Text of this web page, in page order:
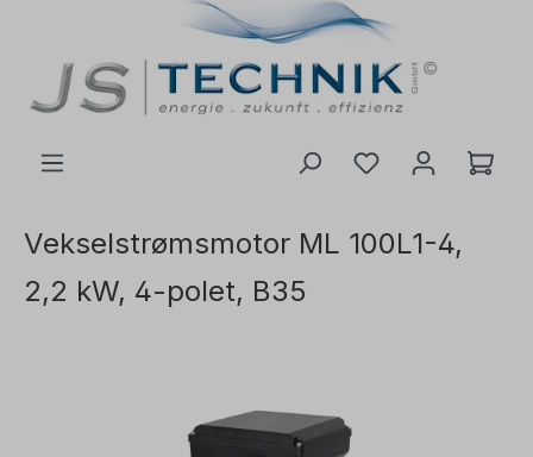
Vekselstrømsmotor ML 100L1-4,
2,2 kW, 4-polet, B35